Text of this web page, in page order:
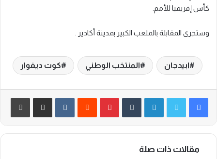
كأس إفريقيا للأمم.
وستجرى المقابلة بالملعب الكبير بمدينة أكادير .
ابيدجان المنتخب الوطني كوت ديفوار
لينكدإن ‏Tumblr بينتيريست ‏Reddit
‏VKontakte مشاركة عبر البريد طباعة
مقالات ذات صلة